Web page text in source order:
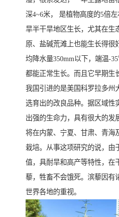
深4~6米， 是植物高度的5倍
旱半干旱地区生长，尤其在生
原、盐碱荒滩上也能生长得很
均降水量350mm以下，端温-
都能正常生长。而且它早期生
我国引进的是美国科罗拉多州
选育出的改良品种。据区域性
出强的生命力，具有很大的发
将在内蒙、宁夏、甘肃、青海
栽培。从事这项研究的说，由
值，具耐旱和高产等特性，在
藜，牲畜不会饿死。滨藜因有
世界各地的重视。